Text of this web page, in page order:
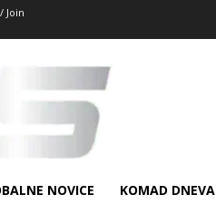
Join
NOVICE KOMAD DNEVA